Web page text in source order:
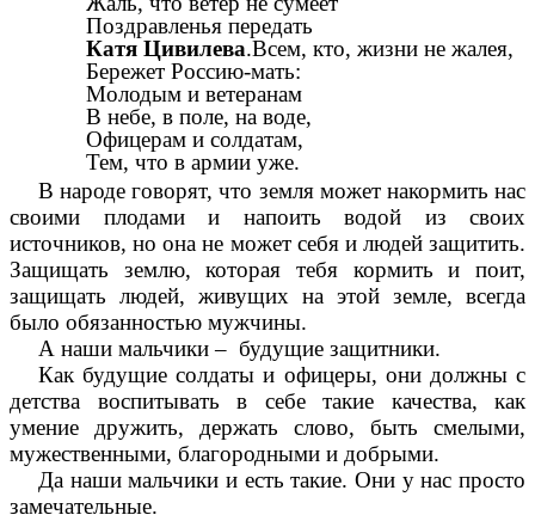
Поздравленья передать
Катя Цивилева.Всем, кто, жизни не жалея,
Бережет Россию-мать:
Молодым и ветеранам
В небе, в поле, на воде,
Офицерам и солдатам,
Тем, что в армии уже.
В народе говорят, что земля может накормить нас
своими плодами и напоить водой из своих
источников, но она не может себя и людей защитить.
Защищать землю, которая тебя кормить и поит,
защищать людей, живущих на этой земле, всегда
было обязанностью мужчины.
А наши мальчики – будущие защитники.
Как будущие солдаты и офицеры, они должны с
детства воспитывать в себе такие качества, как
умение дружить, держать слово, быть смелыми,
мужественными, благородными и добрыми.
Да наши мальчики и есть такие. Они у нас просто
замечательные.